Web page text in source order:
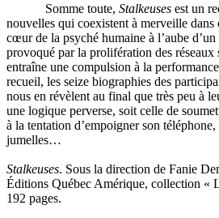
Somme toute, Stalkeuses est un
nouvelles qui coexistent à merveille dans
cœur de la psyché humaine à l’aube d’un
provoqué par la prolifération des réseaux
entraîne une compulsion à la
recueil, les seize biographies des
nous en révèlent au final que très peu à
une logique perverse, soit celle de
à la tentation d’empoigner son
jumelles…
Stalkeuses. Sous la direction de Fanie
Éditions Québec Amérique, collection «
192 pages.